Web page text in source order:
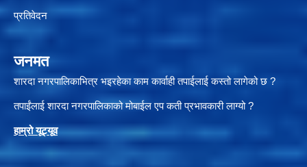
प्रतिवेदन
जनमत
शारदा नगरपालिकाभित्र भइरहेका काम कार्वाही तपाईलाई कस्तो लागेको छ ?
तपाईंलाई शारदा नगरपालिकाको मोबाईल एप कती प्रभावकारी लाग्यो ?
हाम्रो यूट्यूव